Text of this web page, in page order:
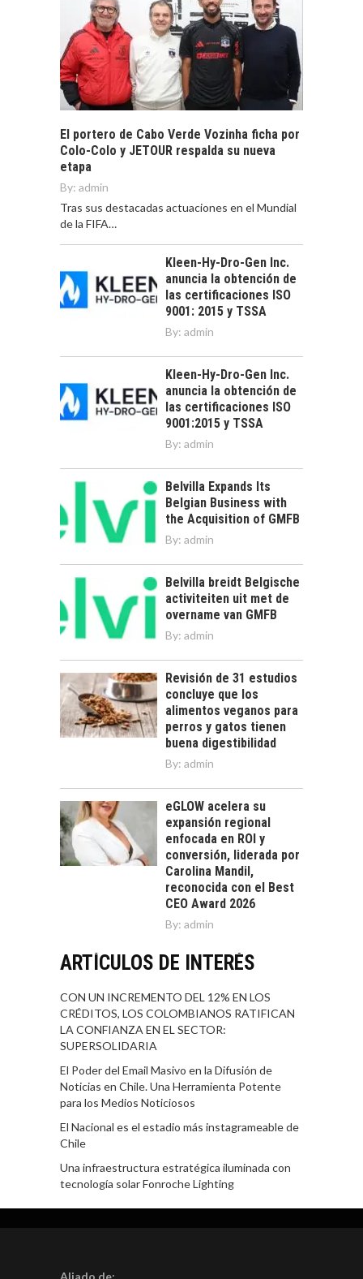
El portero de Cabo Verde Vozinha ficha por
Colo-Colo y JETOUR respalda su nueva
etapa
By: admin
Tras sus destacadas actuaciones en el Mundial
de la FIFA…
Kleen-Hy-Dro-Gen Inc.
anuncia la obtención de
las certificaciones ISO
9001: 2015 y TSSA
By: admin
Kleen-Hy-Dro-Gen Inc.
anuncia la obtención de
las certificaciones ISO
9001:2015 y TSSA
By: admin
Belvilla Expands Its
Belgian Business with
the Acquisition of GMFB
By: admin
Belvilla breidt Belgische
activiteiten uit met de
overname van GMFB
By: admin
Revisión de 31 estudios
concluye que los
alimentos veganos para
perros y gatos tienen
buena digestibilidad
By: admin
eGLOW acelera su
expansión regional
enfocada en ROI y
conversión, liderada por
Carolina Mandil,
reconocida con el Best
CEO Award 2026
By: admin
ARTÍCULOS DE INTERÉS
CON UN INCREMENTO DEL 12% EN LOS
CRÉDITOS, LOS COLOMBIANOS RATIFICAN
LA CONFIANZA EN EL SECTOR:
SUPERSOLIDARIA
El Poder del Email Masivo en la Difusión de
Noticias en Chile. Una Herramienta Potente
para los Medios Noticiosos
El Nacional es el estadio más instagrameable de
Chile
Una infraestructura estratégica iluminada con
tecnología solar Fonroche Lighting
Aliado de: